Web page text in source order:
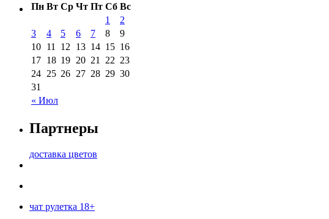
Пн Вт Ср Чт Пт Сб Вс
« Июл
1
2
3
4 5 6 7 8
9
10 11 12 13 14 15 16
17 18 19 20 21 22 23
24 25 26 27 28 29 30
31
Партнеры
доставка цветов
чат рулетка 18+